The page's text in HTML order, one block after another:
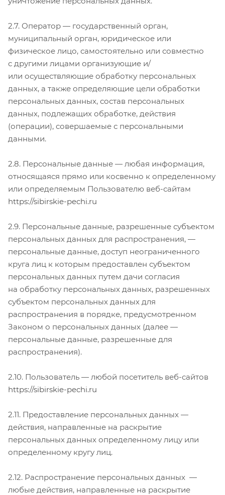
2.7. Оператор — государственный орган,
муниципальный орган, юридическое или
физическое лицо, самостоятельно или совместно
с другими лицами организующие и/
или осуществляющие обработку персональных
данных, а также определяющие цели обработки
персональных данных, состав персональных
данных, подлежащих обработке, действия
(операции), совершаемые с персональными
данными.
2.8. Персональные данные — любая информация,
относящаяся прямо или косвенно к определенному
или определяемым Пользователю веб-сайтам
https://sibirskie-pechi.ru
2.9. Персональные данные, разрешенные субъектом
персональных данных для распространения, —
персональные данные, доступ неограниченного
круга лиц к которым предоставлен субъектом
персональных данных путем дачи согласия
на обработку персональных данных, разрешенных
субъектом персональных данных для
распространения в порядке, предусмотренном
Законом о персональных данных (далее —
персональные данные, разрешенные для
распространения).
2.10. Пользователь — любой посетитель веб-сайтов
https://sibirskie-pechi.ru
2.11. Предоставление персональных данных —
действия, направленные на раскрытие
персональных данных определенному лицу или
определенному кругу лиц.
2.12. Распространение персональных данных —
любые действия, направленные на раскрытие